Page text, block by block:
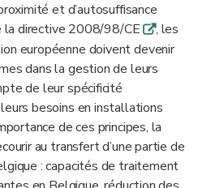
et d’autosuffisance
la directive 2008/98/CEq, les
européenne doivent devenir
dans la gestion de leurs
de leur spécificité
besoins en installations
de ces principes, la
au transfert d’une partie de
: capacités de traitement